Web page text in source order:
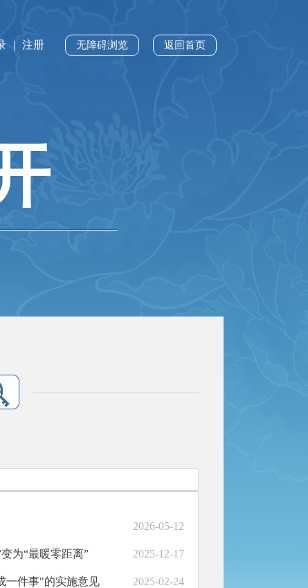
返回首页
无障碍浏览
| 注册
2026-05-12
为“最暖零距离” 2025-12-17
一件事"的实施意见 2025-02-24